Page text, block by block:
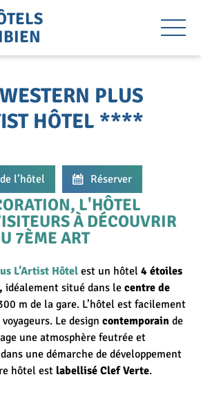
PLUS
HÔTEL ****
l’hôtel Réserver
L'HÔTEL
À DÉCOUVRIR
7ÈME ART
L’Artist Hôtel est un hôtel 4 étoiles
idéalement situé dans le centre de
m de la gare. L’hôtel est facilement
Le design contemporain de
une atmosphère feutrée et
une démarche de développement
hôtel est labellisé Clef Verte.